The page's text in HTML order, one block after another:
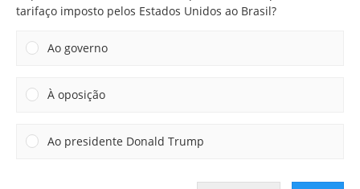
tarifaço imposto pelos Estados Unidos ao Brasil?
Ao governo
À oposição
Ao presidente Donald Trump